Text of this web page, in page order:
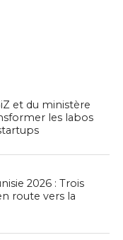
et du ministère
les labos
2026 : Trois
route vers la